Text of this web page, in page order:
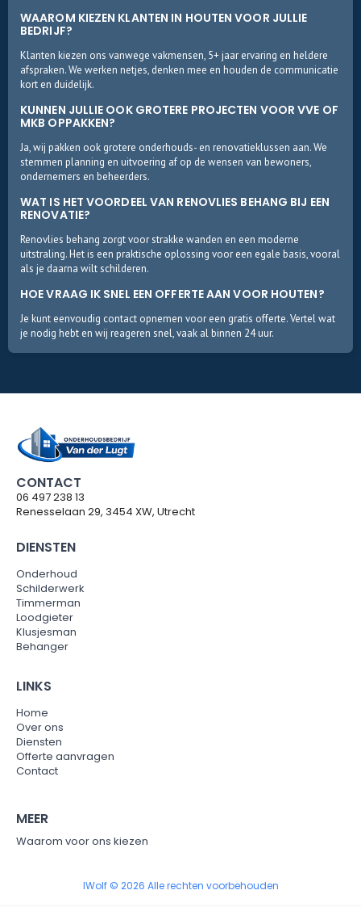
WAAROM KIEZEN KLANTEN IN HOUTEN VOOR JULLIE
BEDRIJF?
Klanten kiezen ons vanwege vakmensen, 5+ jaar ervaring en heldere
afspraken. We werken netjes, denken mee en houden de communicatie
kort en duidelijk.
KUNNEN JULLIE OOK GROTERE PROJECTEN VOOR VVE OF
MKB OPPAKKEN?
Ja, wij pakken ook grotere onderhouds- en renovatieklussen aan. We
stemmen planning en uitvoering af op de wensen van bewoners,
ondernemers en beheerders.
WAT IS HET VOORDEEL VAN RENOVLIES BEHANG BIJ EEN
RENOVATIE?
Renovlies behang zorgt voor strakke wanden en een moderne
uitstraling. Het is een praktische oplossing voor een egale basis, vooral
als je daarna wilt schilderen.
HOE VRAAG IK SNEL EEN OFFERTE AAN VOOR HOUTEN?
Je kunt eenvoudig contact opnemen voor een gratis offerte. Vertel wat
je nodig hebt en wij reageren snel, vaak al binnen 24 uur.
CONTACT
06 497 238 13
Renesselaan 29, 3454 XW, Utrecht
DIENSTEN
Onderhoud
Schilderwerk
Timmerman
Loodgieter
Klusjesman
Behanger
LINKS
Home
Over ons
Diensten
Offerte aanvragen
Contact
MEER
Waarom voor ons kiezen
IWolf © 2026 Alle rechten voorbehouden